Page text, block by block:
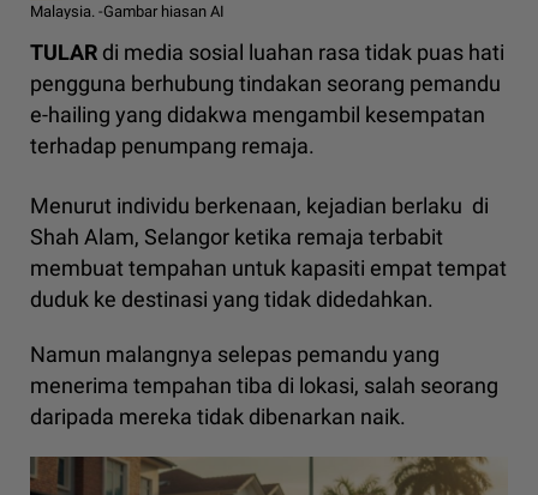
Malaysia. -Gambar hiasan AI
TULAR di media sosial luahan rasa tidak puas hati
pengguna berhubung tindakan seorang pemandu
e-hailing yang didakwa mengambil kesempatan
terhadap penumpang remaja.
Menurut individu berkenaan, kejadian berlaku di
Shah Alam, Selangor ketika remaja terbabit
membuat tempahan untuk kapasiti empat tempat
duduk ke destinasi yang tidak didedahkan.
Namun malangnya selepas pemandu yang
menerima tempahan tiba di lokasi, salah seorang
daripada mereka tidak dibenarkan naik.